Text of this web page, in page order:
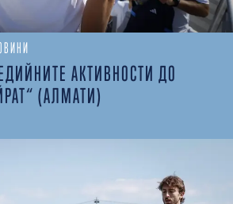
АКТИВНОСТИ ДО
(АЛМАТИ)